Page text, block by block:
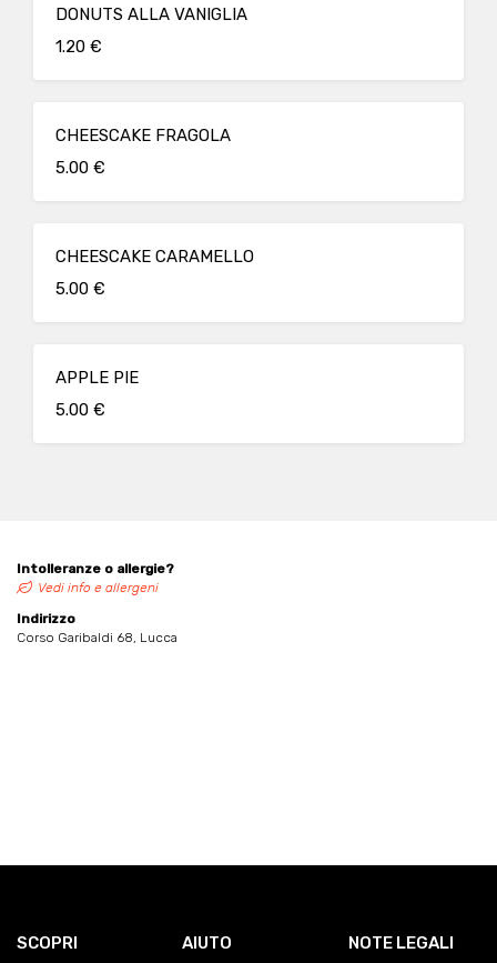
DONUTS ALLA VANIGLIA
1.20 €
CHEESCAKE FRAGOLA
5.00 €
CHEESCAKE CARAMELLO
5.00 €
APPLE PIE
5.00 €
Intolleranze o allergie?
Vedi info e allergeni
Indirizzo
Corso Garibaldi 68, Lucca
SCOPRI AIUTO NOTE LEGALI